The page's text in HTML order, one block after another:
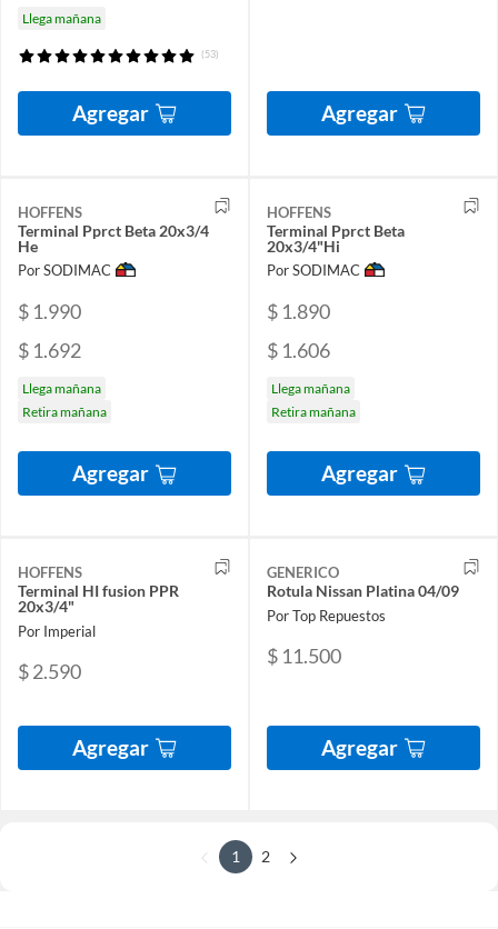
Llega mañana
(53)
Agregar Agregar
HOFFENS
Terminal Pprct Beta 20x3/4
He
Por SODIMAC
$ 1.990
$ 1.692
Llega mañana
Retira mañana
Agregar
HOFFENS
Terminal Pprct Beta
20x3/4"Hi
Por SODIMAC
$ 1.890
$ 1.606
Llega mañana
Retira mañana
Agregar
HOFFENS
Terminal HI fusion PPR
20x3/4"
Por Imperial
$ 2.590
Agregar
GENERICO
Rotula Nissan Platina 04/09
Por Top Repuestos
$ 11.500
Agregar
1 2